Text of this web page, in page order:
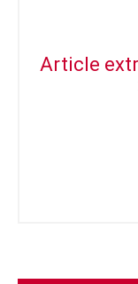
Article